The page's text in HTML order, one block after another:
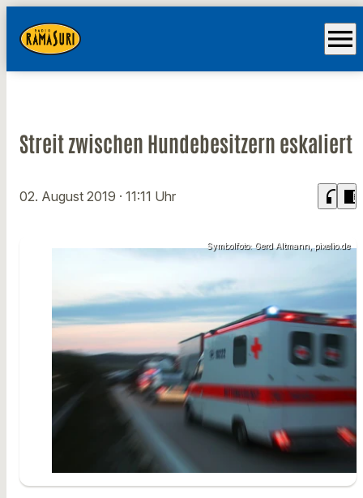
menu
Streit zwischen Hundebesitzern eskaliert
02. August 2019 · 11:11 Uhr headphones chrome_reader_mode
Symbolfoto: Gerd Altmann, pixelio.de